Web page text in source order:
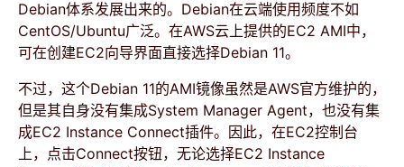
Debian体系发展出来的。Debian在云端使用频度不如
CentOS/Ubuntu广泛。在AWS云上提供的EC2 AMI中，
可在创建EC2向导界面直接选择Debian 11。
不过，这个Debian 11的AMI镜像虽然是AWS官方维护的，
但是其自身没有集成System Manager Agent，也没有集
成EC2 Instance Connect插件。因此，在EC2控制台
上，点击Connect按钮，无论选择EC2 Instance